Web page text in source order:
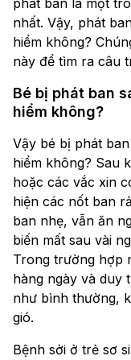
phát ban là một
nhất. Vậy, phát
hiểm không?
này để tìm ra câu
Bé bị phát ban
hiểm không?
Vậy bé bị phát
hiểm không? Sau
hoặc các vắc xin
hiện các nốt ban
ban nhẹ, vẫn ăn
biến mất sau vài
Trong trường hợp
hàng ngày và duy
như bình thường,
gió.
Bệnh sởi ở trẻ sơ